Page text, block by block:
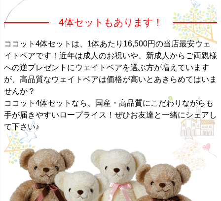
4体セットもあります！
ココット4体セットは、1体あたり16,500円の当店最安ウェ
イトベアです！近年は成人のお祝いや、新成人からご両親様
への逆プレゼントにウェイトベアを選ぶ方が増えています
が、高品質なウェイトベアは価格が高いとあきらめてはいま
せんか？
ココット4体セットなら、国産・高品質にこだわりながらも
手が届きやすいロープライス！ぜひお友達と一緒にシェアし
て下さい♪